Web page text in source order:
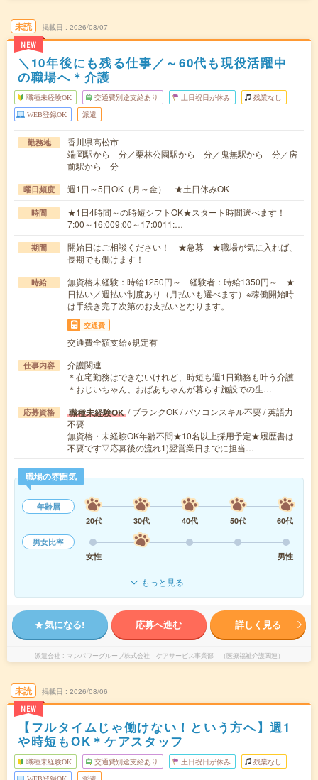
未読
NEW
掲載日 2026/08/07
＼10年後にも残る仕事／～60代も現役活躍中
の職場へ＊介護
職種未経験OK 交通費別途支給あり 土日祝日が休み 残業なし
WEB登録OK 派遣
勤務地
香川県高松市
端岡駅から---分／栗林公園駅から---分／鬼無駅から---分／房
前駅から---分
曜日頻度 週1日～5日OK（月～金） ★土日休みOK
時間
★1日4時間～の時短シフトOK★スタート時間選べます！
7:00～16:009:00～17:0011:…
期間
開始日はご相談ください！ ★急募 ★職場が気に入れば、
長期でも働けます！
時給
無資格未経験：時給1250円～ 経験者：時給1350円～ ★
日払い／週払い制度あり（月払いも選べます）※稼働開始時
は手続き完了次第のお支払いとなります。
交通費
交通費全額支給※規定有
仕事内容
介護関連
＊在宅勤務はできないけれど、時短も週1日勤務も叶う介護
＊おじいちゃん、おばあちゃんが暮らす施設での生…
応募資格 職種未経験OK / ブランクOK / パソコンスキル不要 / 英語力
不要
無資格・未経験OK年齢不問★10名以上採用予定★履歴書は
不要です▽応募後の流れ1)翌営業日までに担当…
職場の雰囲気
年齢層
20代
30代 40代 50代
60代
男女比率
女性
男性
もっと見る
気になる! 応募へ進む 詳しく見る
派遣会社 マンパワーグループ株式会社 ケアサービス事業部 （医療福祉介護関連）
未読
NEW
掲載日 2026/08/06
【フルタイムじゃ働けない！という方へ】週1
や時短もOK＊ケアスタッフ
職種未経験OK 交通費別途支給あり 土日祝日が休み 残業なし